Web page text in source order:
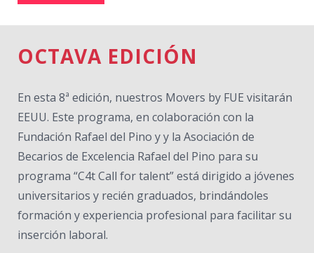
OCTAVA EDICIÓN
En esta 8ª edición, nuestros Movers by FUE visitarán
EEUU. Este programa, en colaboración con la
Fundación Rafael del Pino y y la Asociación de
Becarios de Excelencia Rafael del Pino para su
programa “C4t Call for talent” está dirigido a jóvenes
universitarios y recién graduados, brindándoles
formación y experiencia profesional para facilitar su
inserción laboral.